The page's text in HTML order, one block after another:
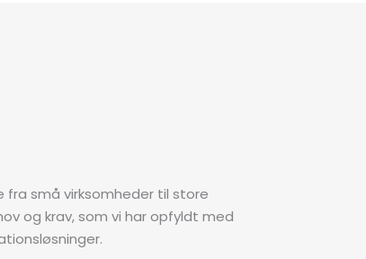
små virksomheder til store
og krav, som vi har opfyldt med